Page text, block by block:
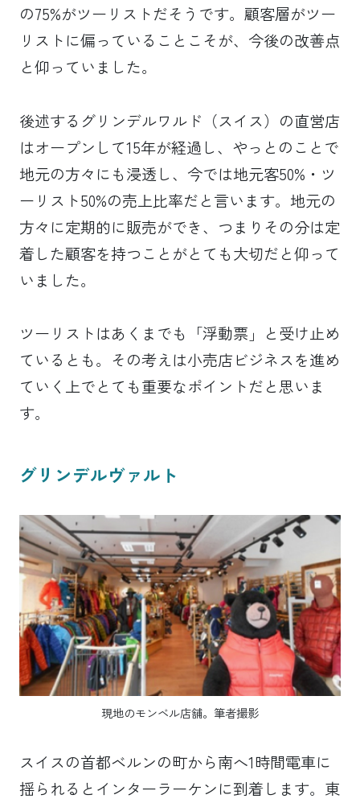
の75%がツーリストだそうです。顧客層がツー
リストに偏っていることこそが、今後の改善点
と仰っていました。
後述するグリンデルワルド（スイス）の直営店
はオープンして15年が経過し、やっとのことで
地元の方々にも浸透し、今では地元客50%・ツ
ーリスト50%の売上比率だと言います。地元の
方々に定期的に販売ができ、つまりその分は定
着した顧客を持つことがとても大切だと仰って
いました。
ツーリストはあくまでも「浮動票」と受け止め
ているとも。その考えは小売店ビジネスを進め
ていく上でとても重要なポイントだと思いま
す。
グリンデルヴァルト
現地のモンベル店舗。筆者撮影
スイスの首都ベルンの町から南へ1時間電車に
揺られるとインターラーケンに到着します。東